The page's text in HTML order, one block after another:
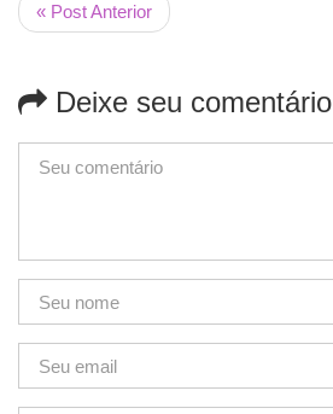
« Post Anterior
Deixe seu comentário